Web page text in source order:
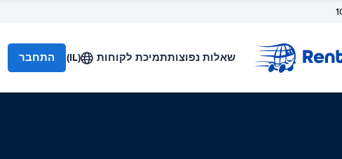
שאלות נפוצותתמיכת לקוחות (IL) התחבר